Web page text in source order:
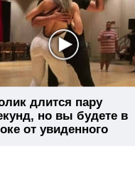
длится пару
но вы будете в
от увиденного